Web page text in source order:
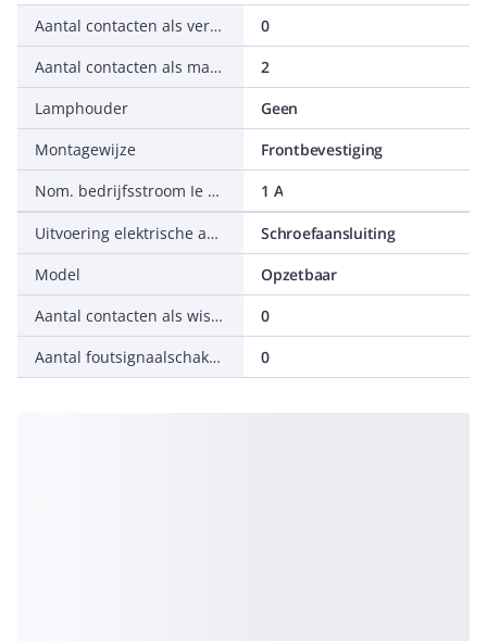
Aantal contacten als verbreekcontact
0
Aantal contacten als maakcontact
2
Lamphouder
Geen
Montagewijze
Frontbevestiging
Nom. bedrijfsstroom Ie bij AC-15, 230 V
1 A
Uitvoering elektrische aansluiting
Schroefaansluiting
Model
Opzetbaar
Aantal contacten als wisselcontact
0
Aantal foutsignaalschakelaars
0